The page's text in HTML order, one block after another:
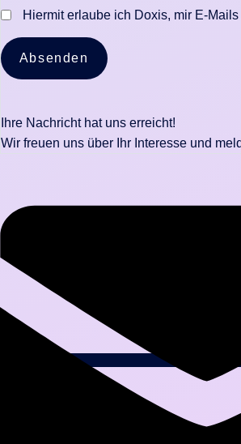
Hiermit erlaube ich Doxis, mir E-
Absenden
Ihre Nachricht hat uns erreicht!
Wir freuen uns über Ihr Interesse und